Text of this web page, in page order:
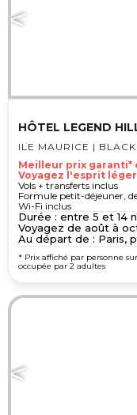
HÔTEL LEGEND
ILE MAURICE | BLACK
Meilleur prix garanti*
Voyagez l'esprit léger
Vols + transferts inclus
Formule petit-déjeuner,
Wi-Fi inclus
Durée : entre 5 et 14
Voyagez de août à
Au départ de : Paris,
* Prix affiché par personne
occupée par 2 adultes